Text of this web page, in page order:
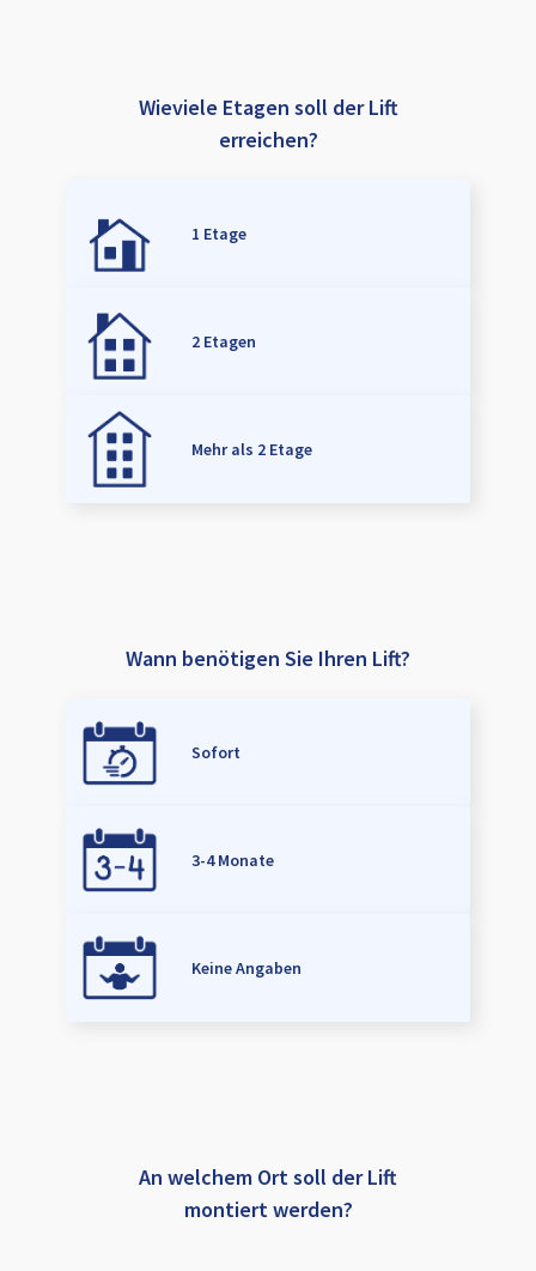
Wieviele Etagen soll der Lift
erreichen?
1 Etage
2 Etagen
Mehr als 2 Etage
Wann benötigen Sie Ihren Lift?
Sofort
3-4 Monate
Keine Angaben
An welchem Ort soll der Lift
montiert werden?